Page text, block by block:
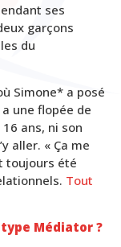
ses
garçons
du
Simone* a posé
une flopée de
ans, ni son
aller. « Ça me
toujours été
Tout
type Médiator ?